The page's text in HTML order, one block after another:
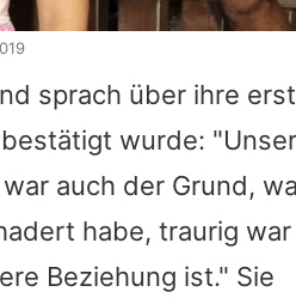
sprach über ihre
wurde:
auch der Grund,
habe, traurig war
Beziehung ist." Sie